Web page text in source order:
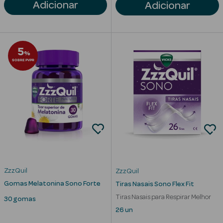
Solares
Adicionar Adicionar
5%
SOBRE PVPR
ZzzQuil
Gomas Melatonina Sono Forte
30 gomas
ZzzQuil
Tiras Nasais Sono Flex Fit
Tiras Nasais para Respirar Melhor
26 un